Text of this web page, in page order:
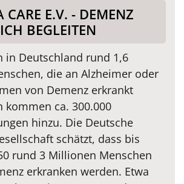
CARE E.V. - DEMENZ
BEGLEITEN
in Deutschland rund 1,6
die an Alzheimer oder
von Demenz erkrankt
kommen ca. 300.000
hinzu. Die Deutsche
schätzt, dass bis
rund 3 Millionen Menschen
erkranken werden. Etwa